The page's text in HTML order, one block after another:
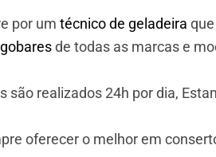
por um técnico de geladeira
de todas as marcas e
são realizados 24h por dia,
oferecer o melhor em